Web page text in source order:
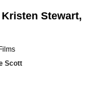
Stewart,
Scott